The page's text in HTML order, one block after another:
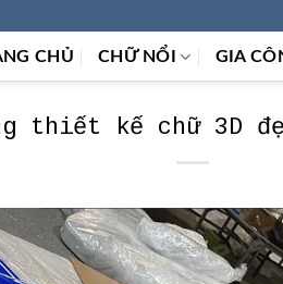
CHỦ CHỮ NỔI GIA
thiết kế chữ 3D